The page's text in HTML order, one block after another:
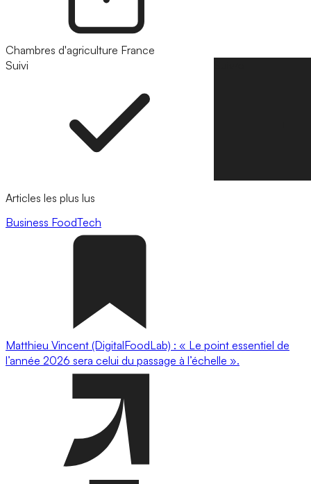
Chambres d'agriculture France
Suivi
Articles les plus lus
Business FoodTech
Matthieu Vincent (DigitalFoodLab) : « Le point essentiel de
l’année 2026 sera celui du passage à l’échelle ».